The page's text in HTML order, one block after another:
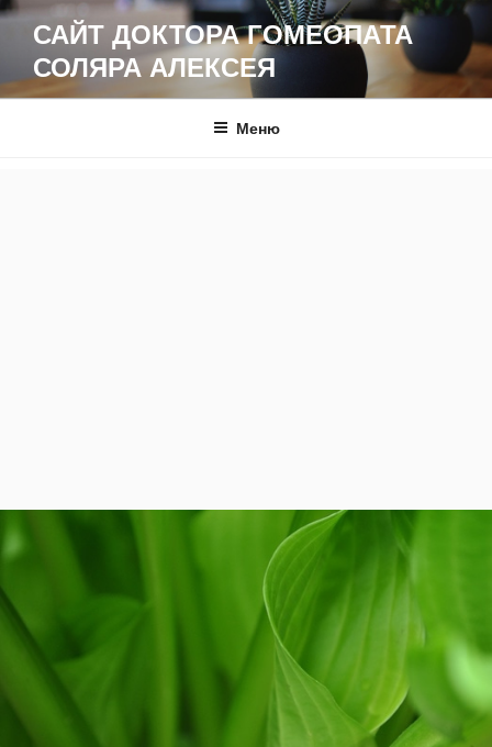
Перейти
содержимому
САЙТ ДОКТОРА ГОМЕОПАТА
СОЛЯРА АЛЕКСЕЯ
Меню